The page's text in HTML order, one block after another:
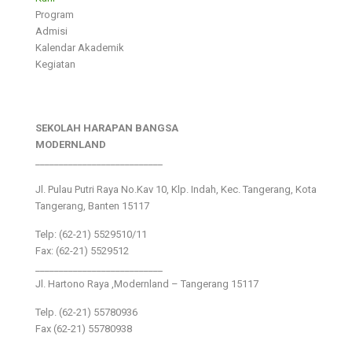
Program
Admisi
Kalendar Akademik
Kegiatan
SEKOLAH HARAPAN BANGSA
MODERNLAND
Jl. Pulau Putri Raya No.Kav 10, Klp. Indah, Kec. Tangerang, Kota
Tangerang, Banten 15117
Telp: (62-21) 5529510/11
Fax: (62-21) 5529512
Jl. Hartono Raya ,Modernland – Tangerang 15117
Telp. (62-21) 55780936
Fax (62-21) 55780938